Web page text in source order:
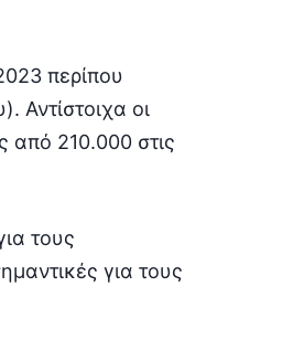
περίπου
Αντίστοιχα οι
από 210.000 στις
τους
για τους